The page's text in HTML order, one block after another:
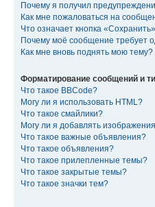
Почему я получил
Как мне пожаловаться на
Что означает кнопка
Почему моё сообщение требует
Как мне вновь поднять мою тему?
Форматирование сообщений и
Что такое BBCode?
Могу ли я использовать HTML?
Что такое смайлики?
Могу ли я добавлять
Что такое важные объявления?
Что такое объявления?
Что такое прилепленные темы?
Что такое закрытые темы?
Что такое значки тем?